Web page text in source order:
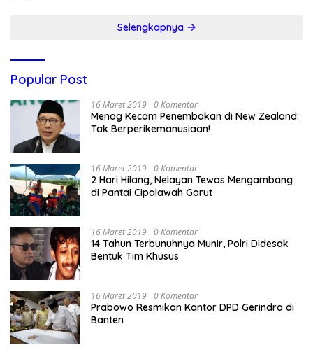
Selengkapnya
Popular Post
16 Maret 2019 0 Komentar
Menag Kecam Penembakan di New Zealand:
Tak Berperikemanusiaan!
16 Maret 2019 0 Komentar
2 Hari Hilang, Nelayan Tewas Mengambang
di Pantai Cipalawah Garut
16 Maret 2019 0 Komentar
14 Tahun Terbunuhnya Munir, Polri Didesak
Bentuk Tim Khusus
16 Maret 2019 0 Komentar
Prabowo Resmikan Kantor DPD Gerindra di
Banten